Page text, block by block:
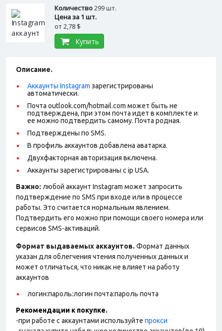
Количество299 шт.
Цена за 1 шт.
от2,78 $
Купить
Описание.
Аккаунты Instagram зарегистрированы
автоматически.
Почта outlook.com/hotmail.com может быть не
подтверждена, при этом почта идет в комплекте и
ее можно подтвердить самому. Почта родная.
Подтверждены по SMS.
В профиль аккаунтов добавлена аватарка.
Двухфакторная авторизация включена.
Аккаунты зарегистрированы с ip USA.
Важно: любой аккаунт Instagram может запросить
подтверждение по SMS при входе или в процессе
работы. Это считается нормальным явлением.
Подтвердить его можно при помощи своего номера или
сервисов SMS-активаций.
Формат выдаваемых аккаунтов. Формат данных
указан для облегчения чтения полученных данных и
может отличаться, что никак не влияет на работу
аккаунтов
логин:пароль:логин почта:пароль почта
Рекомендации к покупке.
-при работе с аккаунтами используйте прокси